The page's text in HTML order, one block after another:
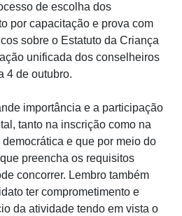
de escolha dos
por capacitação e prova com
sobre o Estatuto da Criança
unificada dos conselheiros
4 de outubro.
importância e a participação
tanto na inscrição como na
e que por meio do
preencha os requisitos
concorrer. Lembro também
ter comprometimento e
da atividade tendo em vista o